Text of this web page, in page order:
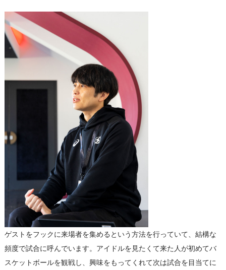
ゲストをフックに来場者を集めるという方法を行っていて、結構な
頻度で試合に呼んでいます。アイドルを見たくて来た人が初めてバ
スケットボールを観戦し、興味をもってくれて次は試合を目当てに